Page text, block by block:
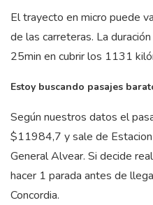
El trayecto en micro puede
de las carreteras. La
25min en cubrir los 1131
Estoy buscando pasajes
Según nuestros datos el
$11984,7 y sale de
General Alvear. Si decide
hacer 1 parada antes de
Concordia.